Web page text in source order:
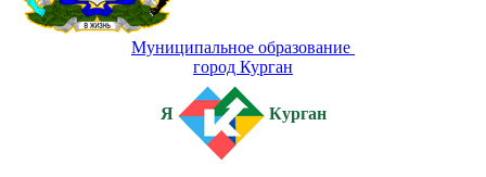
Муниципальное образование
город Курган
Я Курган